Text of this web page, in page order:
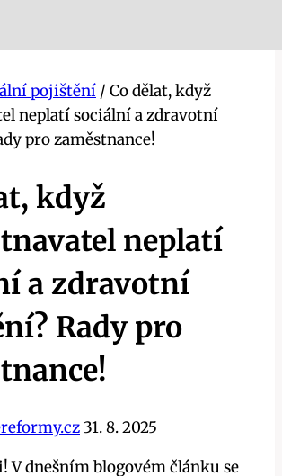
pojištění / Co dělat, když
neplatí sociální a zdravotní
pro zaměstnance!
když
neplatí
a zdravotní
Rady pro
31. 8. 2025
V dnešním blogovém článku se